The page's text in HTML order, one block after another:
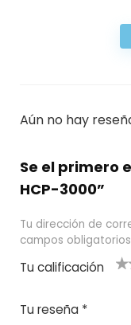
Aún no hay
Se el primero
HCP-3000”
Tu dirección de
campos
Tu calificación
Tu reseña *